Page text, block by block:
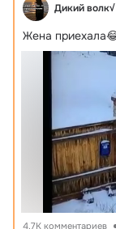
Дикий волк√
Жена
4.7K комментариев